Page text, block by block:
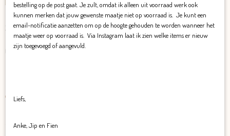
Specificaties
Productcode
Omschrijving
onderin wijder uitloopt.
in? Bestel dan de grotere maat.
bestelling op de post gaat. Je zult, omdat ik alleen uit voorraad werk ook
kunnen merken dat jouw gewenste maatje niet op voorraad is. Je kunt een
email-notificatie aanzetten om op de hoogte gehouden te worden wanneer het
maatje weer op voorraad is. Via Instagram laat ik zien welke items er nieuw
zijn toegevoegd of aangevuld.
Liefs,
Anke, Jip en Fien